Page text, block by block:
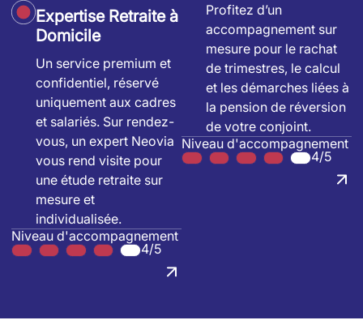
Expertise Retraite à
Domicile
Un service premium et
confidentiel, réservé
uniquement aux cadres
et salariés. Sur rendez-
vous, un expert Neovia
vous rend visite pour
une étude retraite sur
mesure et
individualisée.
Niveau d'accompagnement
4/5
Profitez d’un
accompagnement sur
mesure pour le rachat
de trimestres, le calcul
et les démarches liées à
la pension de réversion
de votre conjoint.
Niveau d'accompagnement
4/5